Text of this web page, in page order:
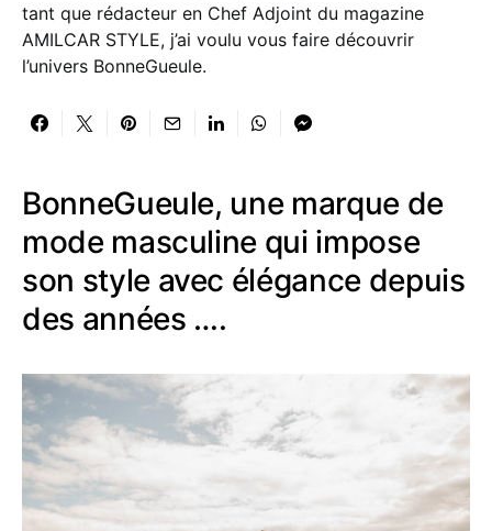
tant que rédacteur en Chef Adjoint du magazine
AMILCAR STYLE, j’ai voulu vous faire découvrir
l’univers BonneGueule.
BonneGueule, une marque de
mode masculine qui impose
son style avec élégance depuis
des années ….